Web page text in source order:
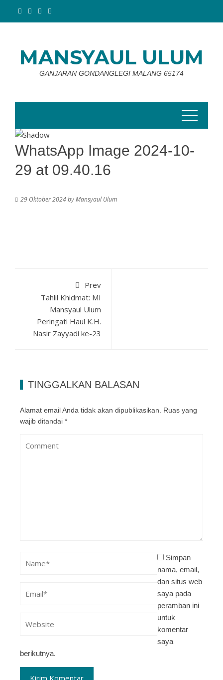
MANSYAUL ULUM
GANJARAN GONDANGLEGI MALANG 65174
WhatsApp Image 2024-10-
29 at 09.40.16
29 Oktober 2024byMansyaul Ulum
Prev
Tahlil Khidmat: MI
Mansyaul Ulum
Peringati Haul K.H.
Nasir Zayyadi ke-23
TINGGALKAN BALASAN
Alamat email Anda tidak akan dipublikasikan.
Ruas yang
wajib ditandai *
Simpan
nama, email,
dan situs web
saya pada
peramban ini
untuk
komentar
saya
berikutnya.